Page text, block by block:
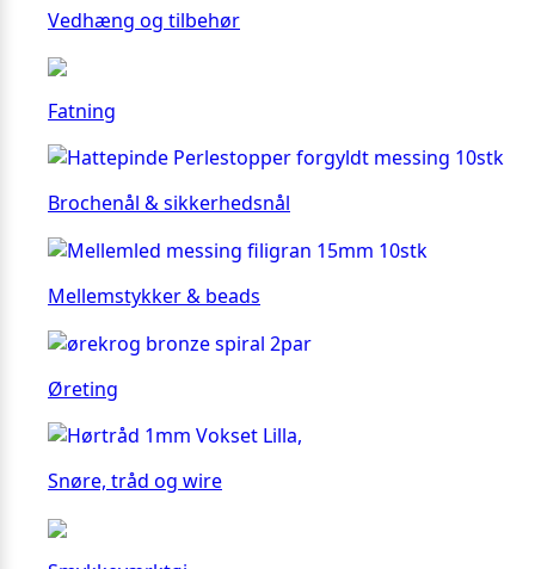
Vedhæng og tilbehør
Fatning
Brochenål & sikkerhedsnål
Mellemstykker & beads
Øreting
Snøre, tråd og wire